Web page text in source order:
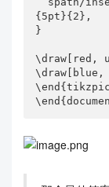
{5pt}{2},
}
\draw[red,